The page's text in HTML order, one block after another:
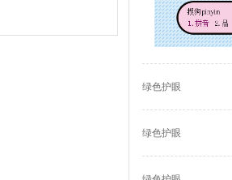
绿色护眼
绿色护眼